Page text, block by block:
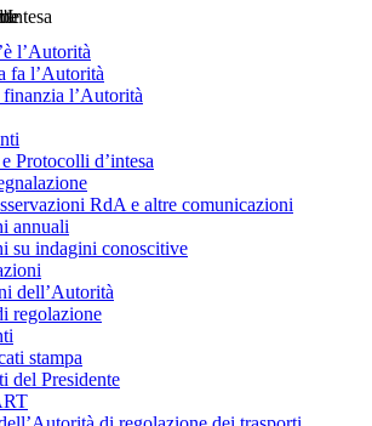
l’Autorità
fa l’Autorità
l’Autorità
Protocolli d’intesa
RdA e altre comunicazioni
annuali
su indagini conoscitive
dell’Autorità
regolazione
stampa
del Presidente